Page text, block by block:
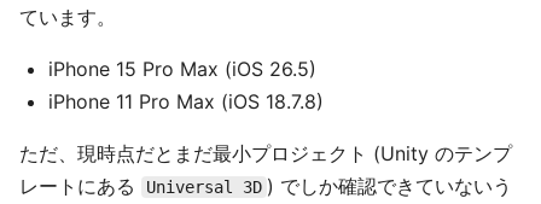
ています。
iPhone 15 Pro Max (iOS 26.5)
iPhone 11 Pro Max (iOS 18.7.8)
ただ、現時点だとまだ最小プロジェクト (Unity のテンプ
レートにある
Universal 3D ) でしか確認できていないう